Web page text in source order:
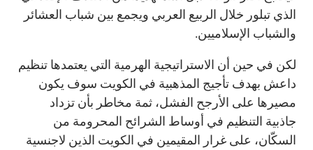
الذي تبلور خلال الربيع العربي ويجمع بين شباب العشائر
والشباب الإسلاميين.
لكن في حين أن الاستراتيجية الهرمية التي يعتمدها تنظيم
داعش بهدف تأجيج المذهبية في الكويت سوف يكون
مصيرها على الأرجح الفشل، ثمة مخاطر بأن تزداد
جاذبية التنظيم في أوساط الشرائح المحرومة من
السكّان، على غرار المقيمين في الكويت الذين لاجنسية